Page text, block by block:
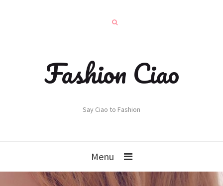
Fashion Ciao
Say Ciao to Fashion
Menu